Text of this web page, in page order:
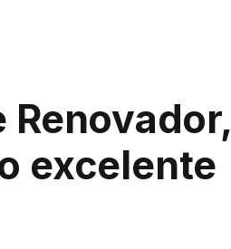
Renovador,
excelente